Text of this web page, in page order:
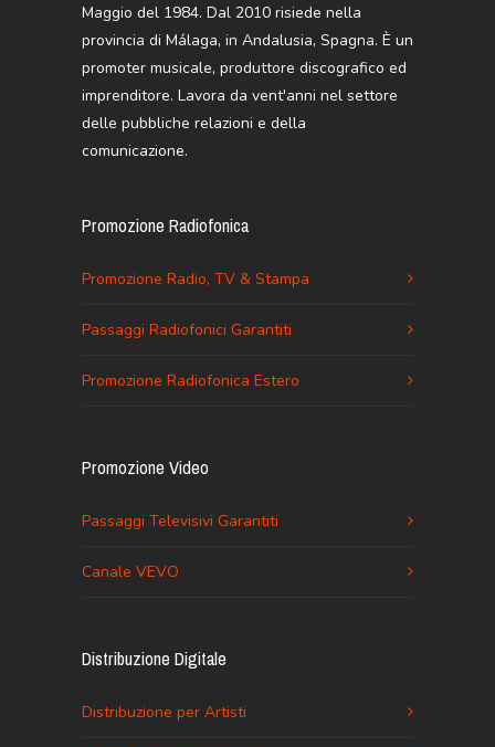
Maggio del 1984. Dal 2010 risiede nella
provincia di Málaga, in Andalusia, Spagna. È un
promoter musicale, produttore discografico ed
imprenditore. Lavora da vent'anni nel settore
delle pubbliche relazioni e della
comunicazione.
Promozione Radiofonica
Promozione Radio, TV & Stampa
Passaggi Radiofonici Garantiti
Promozione Radiofonica Estero
Promozione Video
Passaggi Televisivi Garantiti
Canale VEVO
Distribuzione Digitale
Distribuzione per Artisti